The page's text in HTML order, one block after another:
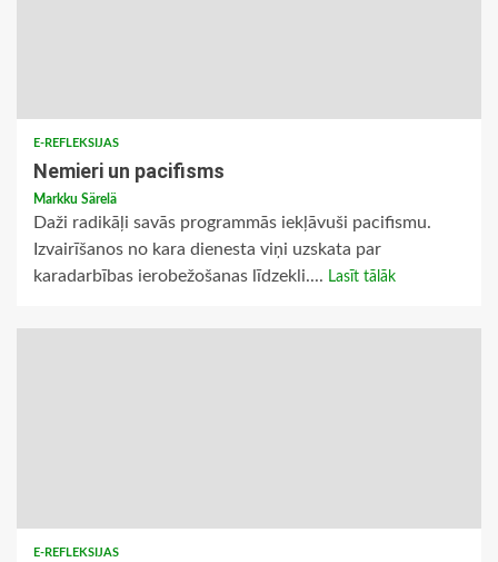
E-REFLEKSIJAS
Nemieri un pacifisms
Markku Särelä
Daži radikāļi savās programmās iekļāvuši pacifismu.
Izvairīšanos no kara dienesta viņi uzskata par
karadarbības ierobežošanas līdzekli.... Lasīt tālāk
E-REFLEKSIJAS